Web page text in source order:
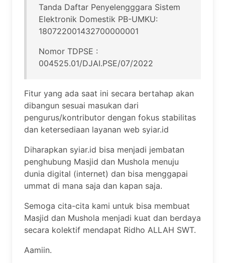
Tanda Daftar Penyelengggara Sistem
Elektronik Domestik PB-UMKU:
180722001432700000001
Nomor TDPSE :
004525.01/DJAI.PSE/07/2022
Fitur yang ada saat ini secara bertahap akan
dibangun sesuai masukan dari
pengurus/kontributor dengan fokus stabilitas
dan ketersediaan layanan web syiar.id
Diharapkan syiar.id bisa menjadi jembatan
penghubung Masjid dan Mushola menuju
dunia digital (internet) dan bisa menggapai
ummat di mana saja dan kapan saja.
Semoga cita-cita kami untuk bisa membuat
Masjid dan Mushola menjadi kuat dan berdaya
secara kolektif mendapat Ridho ALLAH SWT.
Aamiin.